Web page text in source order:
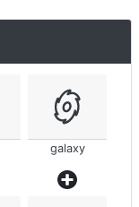
galaxy